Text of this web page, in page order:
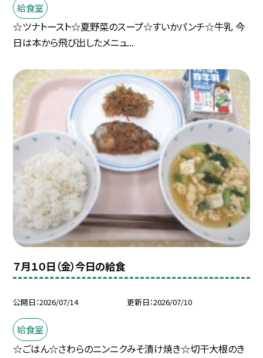
給食室
☆ツナトースト☆夏野菜のスープ☆すいかパンチ☆牛乳 今
日は本から飛び出したメニュ...
７月１０日（金）今日の給食
公開日 2026/07/14 更新日 2026/07/10
給食室
☆ごはん☆さわらのニンニクみそ漬け焼き☆切干大根のき